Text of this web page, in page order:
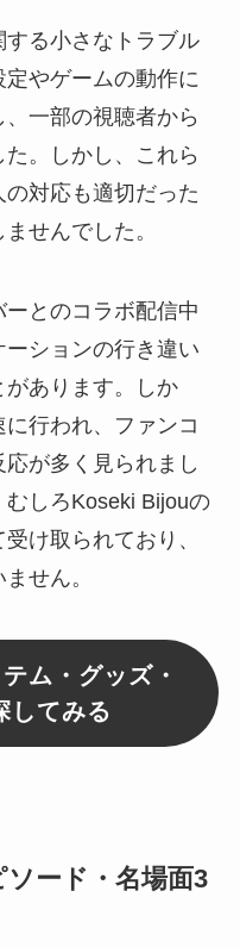
る小さなトラブル
やゲームの動作に
一部の視聴者から
。しかし、これら
対応も適切だった
せんでした。
とのコラボ配信中
ションの行き違い
あります。しか
行われ、ファンコ
が多く見られまし
しろKoseki Bijouの
け取られており、
せん。
ム・グッズ・
してみる
ード・名場面3